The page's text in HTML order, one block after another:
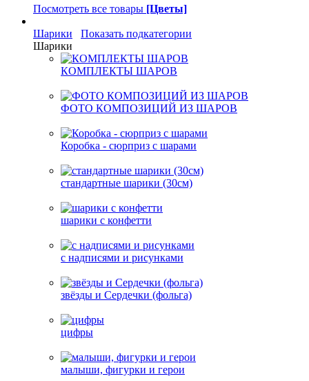
Посмотреть все товары [Цветы]
Шарики
Показать подкатегории
Шарики
КОМПЛЕКТЫ ШАРОВ
ФОТО КОМПОЗИЦИЙ ИЗ ШАРОВ
Коробка - сюрприз с шарами
стандартные шарики (30см)
шарики с конфетти
с надписями и рисунками
звёзды и Сердечки (фольга)
цифры
малыши, фигурки и герои